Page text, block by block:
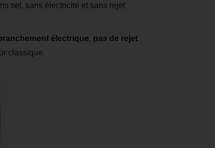
sel, sans électricité et sans rejet
électrique, pas de rejet
classique.